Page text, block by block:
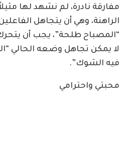
مفارقة نادرة، لم نشهد لها
الراهنة، وهي أن يتجاهل
“المصباح طلحة”، يجب أن
لا يمكن تجاهل وضعه الحالي
فيه الشوك”.
محبتي واحترامي